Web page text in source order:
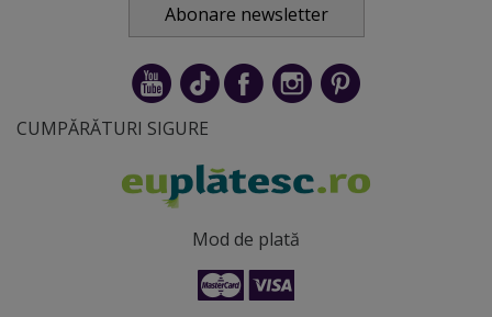
Abonare newsletter
CUMPĂRĂTURI SIGURE
Mod de plată